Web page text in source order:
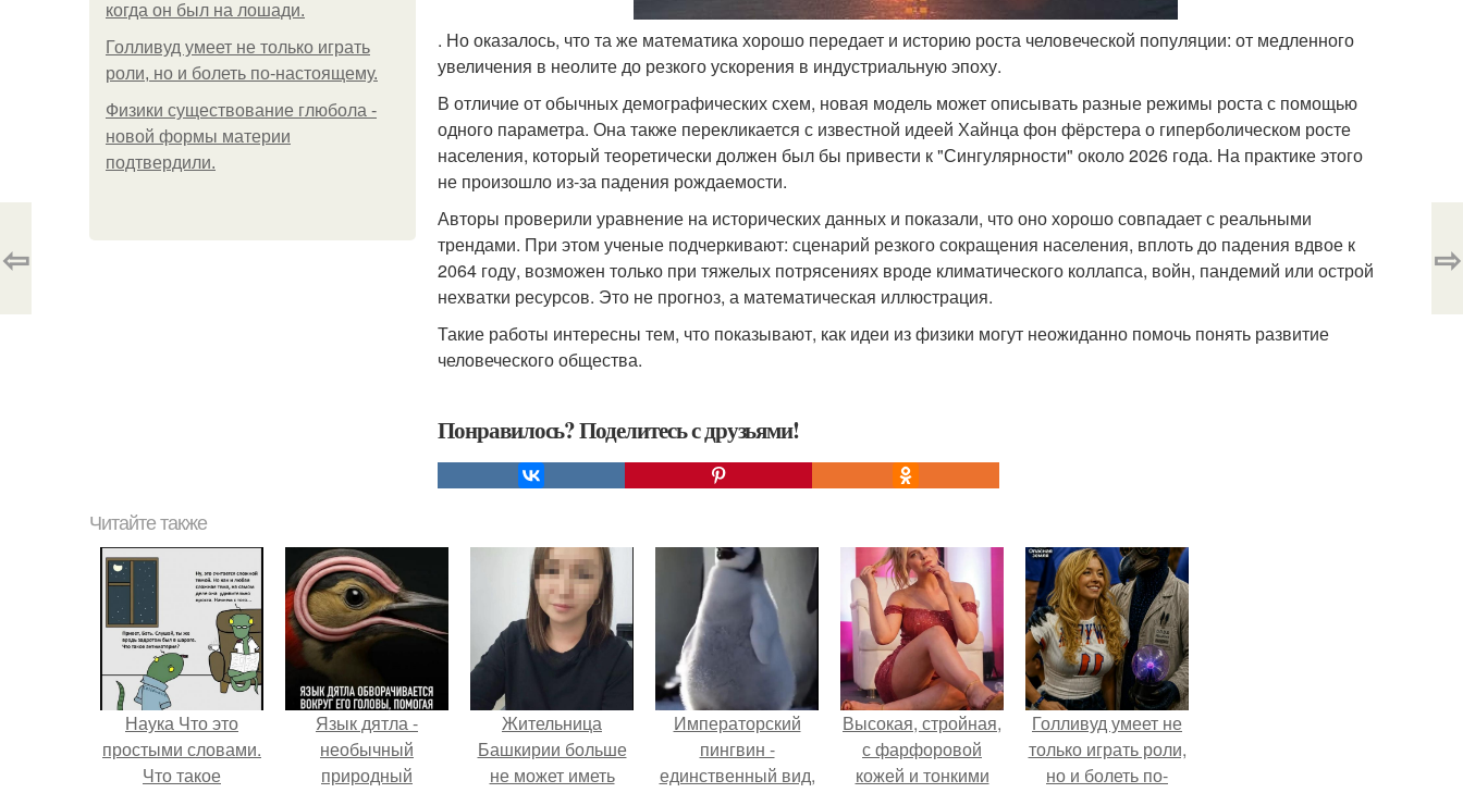
когда он был на лошади.
Голливуд умеет не только играть
роли, но и болеть по-настоящему.
Физики существование глюбола -
новой формы материи
подтвердили.
. Но оказалось, что та же математика хорошо передает и историю роста человеческой популяции: от медленного
увеличения в неолите до резкого ускорения в индустриальную эпоху.
В отличие от обычных демографических схем, новая модель может описывать разные режимы роста с помощью
одного параметра. Она также перекликается с известной идеей Хайнца фон фёрстера о гиперболическом росте
населения, который теоретически должен был бы привести к "Сингулярности" около 2026 года. На практике этого
не произошло из-за падения рождаемости.
Авторы проверили уравнение на исторических данных и показали, что оно хорошо совпадает с реальными
трендами. При этом ученые подчеркивают: сценарий резкого сокращения населения, вплоть до падения вдвое к
2064 году, возможен только при тяжелых потрясениях вроде климатического коллапса, войн, пандемий или острой
нехватки ресурсов. Это не прогноз, а математическая иллюстрация.
Такие работы интересны тем, что показывают, как идеи из физики могут неожиданно помочь понять развитие
человеческого общества.
Понравилось? Поделитесь с друзьями!
⇦ ⇨
Читайте также
Наука Что это
простыми словами.
Что такое
Язык дятла -
необычный
природный
Жительница
Башкирии больше
не может иметь
Императорский
пингвин -
единственный вид,
Высокая, стройная,
с фарфоровой
кожей и тонкими
Голливуд умеет не
только играть роли,
но и болеть по-